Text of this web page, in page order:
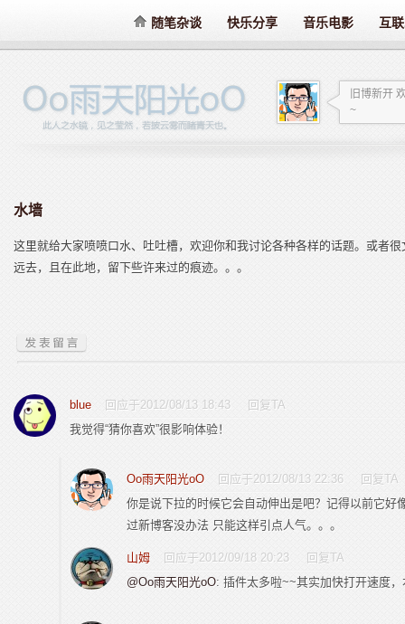
随笔杂谈 快乐分享 音乐电影 互
旧博新开
~
水墙
这里就给大家喷喷口水、吐吐槽，欢迎你和我讨论各种各样的话题。或者
远去，且在此地，留下些许来过的痕迹。。。
blue 回应于2012/08/13 18:43
回复TA
我觉得“猜你喜欢”很影响体验！
Oo雨天阳光oO 回应于2012/08/13 22:36
回复TA
你是说下拉的时候它会自动伸出是吧？记得以前它好
过新博客没办法 只能这样引点人气。。。
山姆 回应于2012/09/18 20:23
回复TA
@Oo雨天阳光oO: 插件太多啦~~其实加快打开速度